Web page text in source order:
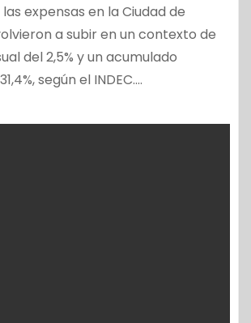
expensas en la Ciudad de
a subir en un contexto de
del 2,5% y un acumulado
según el INDEC.…